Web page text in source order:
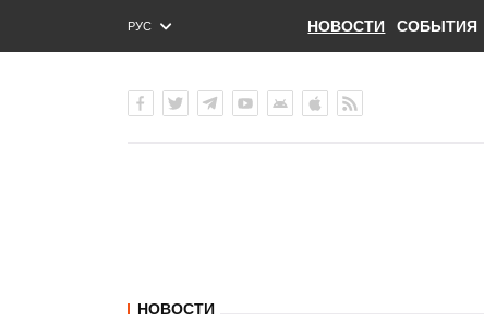
РУС
ENG
НОВОСТИ СОБЫТИЯ
НОВОСТИ